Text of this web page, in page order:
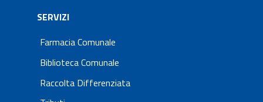
SERVIZI
Farmacia Comunale
Biblioteca Comunale
Raccolta Differenziata